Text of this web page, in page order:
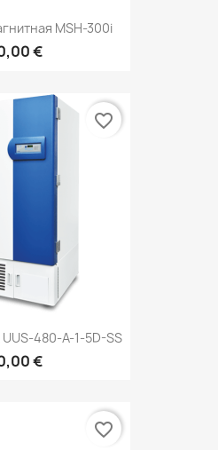
MSH-300i
€
480-A-1-5D-SS
€
favorite_border
favorite_border